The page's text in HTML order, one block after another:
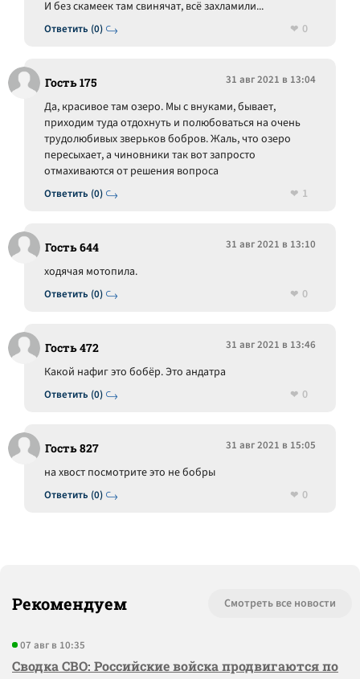
Ответить (0)
И без скамеек там свинячат, всё захламили...
0
Гость 175 31 авг 2021 в 13:04
Ответить (0)
Да, красивое там озеро. Мы с внуками, бывает,
приходим туда отдохнуть и полюбоваться на очень
трудолюбивых зверьков бобров. Жаль, что озеро
пересыхает, а чиновники так вот запросто
отмахиваются от решения вопроса
1
Гость 644 31 авг 2021 в 13:10
Ответить (0)
ходячая мотопила.
0
Гость 472 31 авг 2021 в 13:46
Ответить (0)
Какой нафиг это бобёр. Это андатра
0
Гость 827 31 авг 2021 в 15:05
Ответить (0)
на хвост посмотрите это не бобры
0
Рекомендуем Смотреть все новости
07 авг в 10:35
Сводка СВО: Российские войска продвигаются по